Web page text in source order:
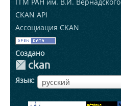
CKAN API
Ассоциация CKAN
Создано
Язык русский
ЯзыкЯзык